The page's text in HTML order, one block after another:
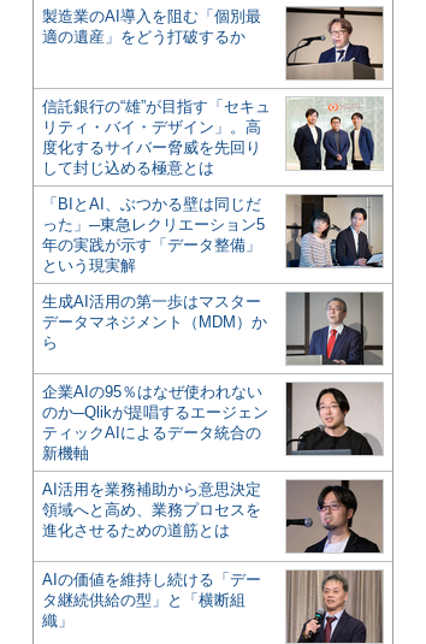
製造業のAI導入を阻む「個別最
適の遺産」をどう打破するか
信託銀行の“雄”が目指す「セキュ
リティ・バイ・デザイン」。高
度化するサイバー脅威を先回り
して封じ込める極意とは
「BIとAI、ぶつかる壁は同じだ
った」─東急レクリエーション5
年の実践が示す「データ整備」
という現実解
生成AI活用の第一歩はマスター
データマネジメント（MDM）か
ら
企業AIの95％はなぜ使われない
のか─Qlikが提唱するエージェン
ティックAIによるデータ統合の
新機軸
AI活用を業務補助から意思決定
領域へと高め、業務プロセスを
進化させるための道筋とは
AIの価値を維持し続ける「デー
タ継続供給の型」と「横断組
織」